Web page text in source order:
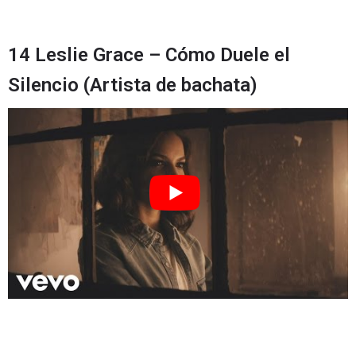
14 Leslie Grace – Cómo Duele el
Silencio (Artista de bachata)